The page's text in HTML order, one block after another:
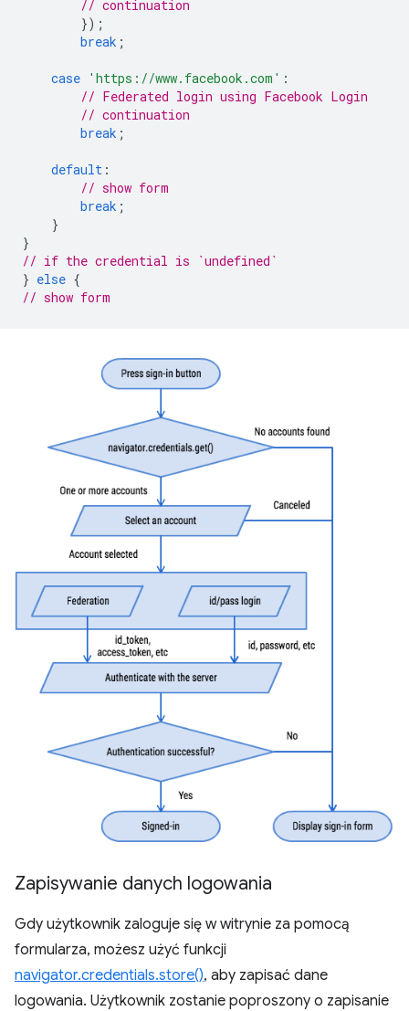
// continuation
});
break ;
case 'https://www.facebook.com' :
// Federated login using Facebook Login
// continuation
break ;
default :
// show form
break ;
}
}
// if the credential is `undefined`
} else {
// show form
Zapisywanie danych logowania
Gdy użytkownik zaloguje się w witrynie za pomocą
formularza, możesz użyć funkcji
navigator.credentials.store(), aby zapisać dane
logowania. Użytkownik zostanie poproszony o zapisanie